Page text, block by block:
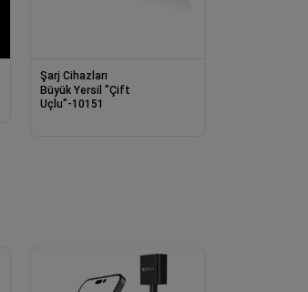
Şarj Cihazları
Büyük Yersil "Çift
Uçlu"-10151